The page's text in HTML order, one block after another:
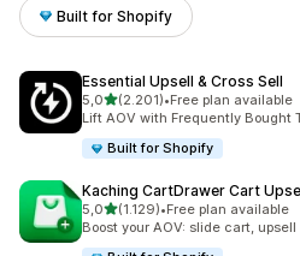
Built for Shopify
Essential Upsell & Cross Sell
5,05 yıldız üzerinden
(2.201)
toplam 2201 değerlendirme
•Free plan available
Lift AOV with Frequently Bought
Built for Shopify
Kaching CartDrawer Cart
5,05 yıldız üzerinden
(1.129)
toplam 1129 değerlendirme
•Free plan available
Boost your AOV: slide cart,